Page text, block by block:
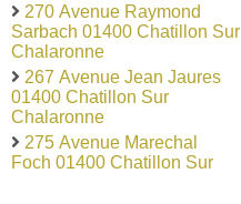
270 Avenue Raymond
Sarbach 01400 Chatillon Sur
Chalaronne
267 Avenue Jean Jaures
01400 Chatillon Sur
Chalaronne
275 Avenue Marechal
Foch 01400 Chatillon Sur